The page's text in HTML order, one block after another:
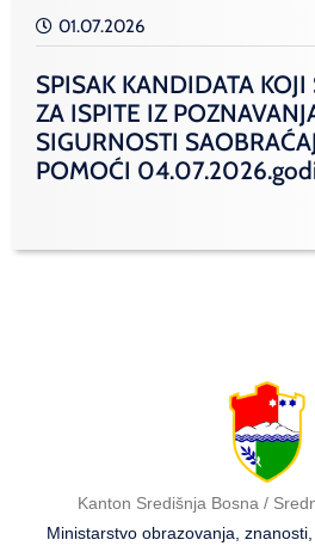
01.07.2026
SPISAK KANDIDATA
ZA ISPITE IZ
SIGURNOSTI
POMOĆI
Kanton Središnja Bosna /
Ministarstvo obrazovanja,